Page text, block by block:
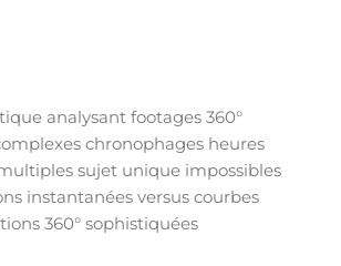
analysant footages 360°
chronophages heures
sujet unique impossibles
instantanées versus courbes
360° sophistiquées